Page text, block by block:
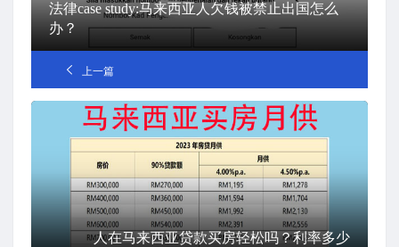
法律case study:马来西亚人欠钱被禁止出国怎么
办？
上一篇
人在马来西亚贷款买房轻松吗？利率多少